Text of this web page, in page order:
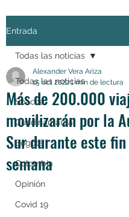
Entrada
Todas las noticias
Soacha
Cundinamarca
Bogotá
Colombia
Opinión
Covid 19
Todas las noticias
Más de 200.000
movilizarán por la
Sur durante este
semana
Alexander Vera Ariza
15 oct 20221 min de lectura